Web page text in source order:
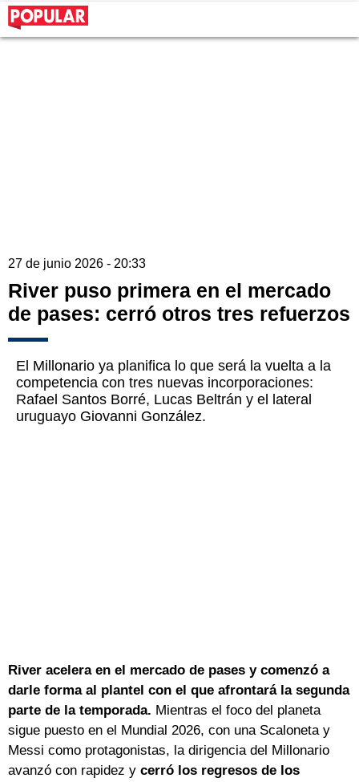
27 de junio 2026 - 20:33
River puso primera en el mercado
de pases: cerró otros tres refuerzos
El Millonario ya planifica lo que será la vuelta a la
competencia con tres nuevas incorporaciones:
Rafael Santos Borré, Lucas Beltrán y el lateral
uruguayo Giovanni González.
River acelera en el mercado de pases y comenzó a
darle forma al plantel con el que afrontará la segunda
parte de la temporada. Mientras el foco del planeta
sigue puesto en el Mundial 2026, con una Scaloneta y
Messi como protagonistas, la dirigencia del Millonario
avanzó con rapidez y cerró los regresos de los